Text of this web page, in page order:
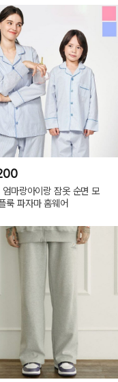
마랑아이랑 잠옷 순면 모
룩 파자마 홈웨어